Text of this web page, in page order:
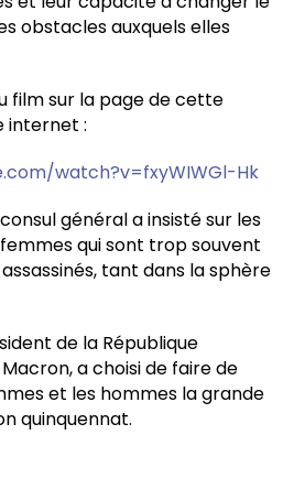
obstacles auxquels elles
film sur la page de cette
internet :
watch?v=fxyWIWGl-Hk
général a insisté sur les
qui sont trop souvent
tant dans la sphère
de la République
a choisi de faire de
et les hommes la grande
quinquennat.